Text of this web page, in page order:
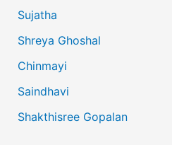
Sujatha
Shreya Ghoshal
Chinmayi
Saindhavi
Shakthisree Gopalan